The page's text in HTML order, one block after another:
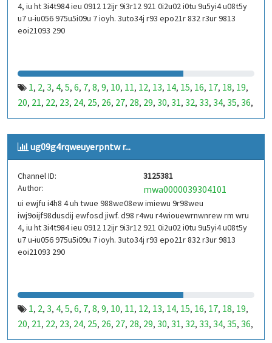
4, iu ht 3i4t984 ieu 0912 12ijr 9i3r12 921 0i2u02 i0tu 9u5yi4 u08t5y
u7 u-iu056 975u5i09u 7 ioyh. 3uto34j r93 epo21r 832 r3ur 9813
eoi21093 290
1, 2, 3, 4, 5, 6, 7, 8, 9, 10, 11, 12, 13, 14, 15, 16, 17, 18, 19,
20, 21, 22, 23, 24, 25, 26, 27, 28, 29, 30, 31, 32, 33, 34, 35, 36,
37,38,39,40,41,42,43,44,45,46,47,48,49,50,51,52,53,
99,100,101,102,103,104,105,106,107,108,109,110,
111,112,113,114,115,116,
123,124,125,126,127,128,129,130,131,132,133,134,
135,136,137 141,142,143
147,148 153,154,155,156,157,158
159,160,161,162,163,164,165 ,166,167,168,
171 ,172,173 ,174,175,176,177,178,179 ,180,181 ,182,
183,184,185,186, 187,188,189 ,190,191,192,193,194
195,196 ,197
231,232,233,234,235,236,237,238,239,
243, 244, 245, 246, 247,248,249,250 ,251,252, 253 ,254,
255 ,256,257, 258,259,260,261,262,263 ,264,265 , 266
ug09g4rqweuyerpntw r...
Channel ID:
3125381
Author:
mwa0000039304101
ui ewjfu i4h8 4 uh twue 988we08ew imiewu 9r98weu
iwj9oijf98dusdij ewfosd jiwf. d98 r4wu r4wiouewrnwnrew rm wru
4, iu ht 3i4t984 ieu 0912 12ijr 9i3r12 921 0i2u02 i0tu 9u5yi4 u08t5y
u7 u-iu056 975u5i09u 7 ioyh. 3uto34j r93 epo21r 832 r3ur 9813
eoi21093 290
1, 2, 3, 4, 5, 6, 7, 8, 9, 10, 11, 12, 13, 14, 15, 16, 17, 18, 19,
20, 21, 22, 23, 24, 25, 26, 27, 28, 29, 30, 31, 32, 33, 34, 35, 36,
37,38,39,40,41,42,43,44,45,46,47,48,49,50,51,52,53,